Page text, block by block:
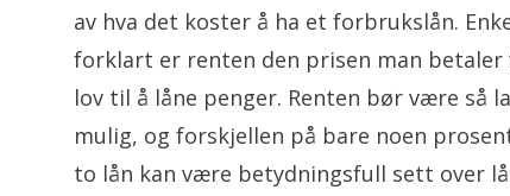
av hva det koster å ha et forbrukslån.
forklart er renten den prisen man betaler
lov til å låne penger. Renten bør være så
mulig, og forskjellen på bare noen
to lån kan være betydningsfull sett over